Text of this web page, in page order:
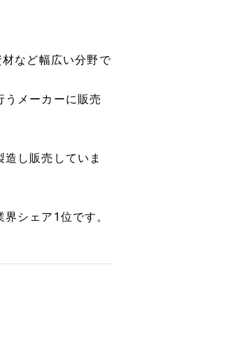
など幅広い分野で
メーカーに販売
し販売していま
シェア1位です。